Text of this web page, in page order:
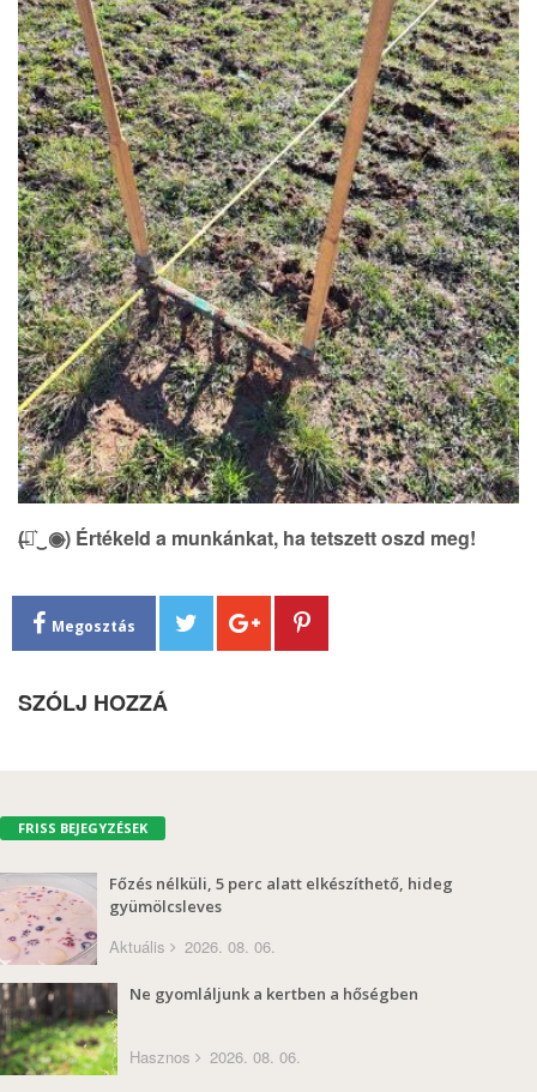
(̶◉͛‿◉̶) Értékeld a munkánkat, ha tetszett oszd meg!
Megosztás
SZÓLJ HOZZÁ
FRISS BEJEGYZÉSEK
Főzés nélküli, 5 perc alatt elkészíthető, hideg
gyümölcsleves
Aktuális 2026. 08. 06.
Ne gyomláljunk a kertben a hőségben
Hasznos 2026. 08. 06.